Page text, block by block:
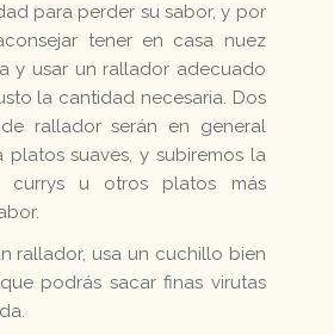
para perder su sabor, y por
tener en casa nuez
y usar un rallador adecuado
la cantidad necesaria. Dos
rallador serán en general
platos suaves, y subiremos la
currys u otros platos más
rallador, usa un cuchillo bien
podrás sacar finas virutas